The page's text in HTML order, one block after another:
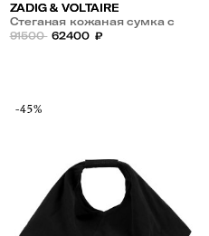
ZADIG & VOLTAIRE
Стеганая кожаная сумка с
плечевым ремнем
91500 62400 ₽
-45%